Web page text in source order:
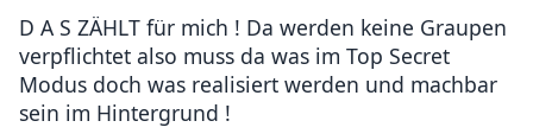
D A S ZÄHLT für mich ! Da werden keine Graupen
verpflichtet also muss da was im Top Secret
Modus doch was realisiert werden und machbar
sein im Hintergrund !